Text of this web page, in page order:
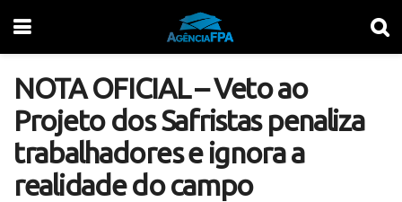
NOTA OFICIAL – Veto ao
Projeto dos Safristas penaliza
trabalhadores e ignora a
realidade do campo